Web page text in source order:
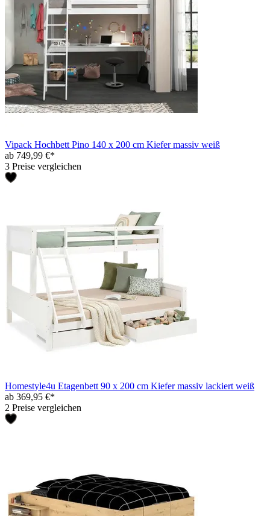
Vipack Hochbett Pino 140 x 200 cm Kiefer massiv weiß
ab 749,99 €*
3 Preise vergleichen
Homestyle4u Etagenbett 90 x 200 cm Kiefer massiv lackiert weiß
ab 369,95 €*
2 Preise vergleichen